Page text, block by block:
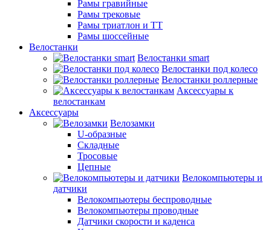
Рамы гравийные
Рамы трековые
Рамы триатлон и ТТ
Рамы шоссейные
Велостанки
Велостанки smart
Велостанки под колесо
Велостанки роллерные
Аксессуары к
велостанкам
Аксессуары
Велозамки
U-образные
Складные
Тросовые
Цепные
Велокомпьютеры и
датчики
Велокомпьютеры беспроводные
Велокомпьютеры проводные
Датчики скорости и каденса